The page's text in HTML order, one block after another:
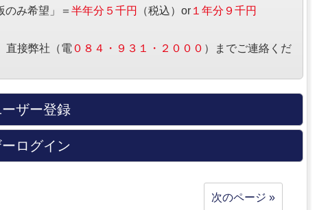
のみ希望」＝ 半年分５千円 （税込）or １年分９千円
直接弊社（電 ０８４・９３１・２０００ ）までご連絡くだ
ザー登録
ログイン
次のページ »